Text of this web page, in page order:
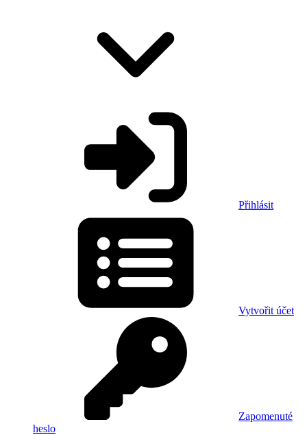
Přihlásit
Vytvořit účet
Zapomenuté
heslo